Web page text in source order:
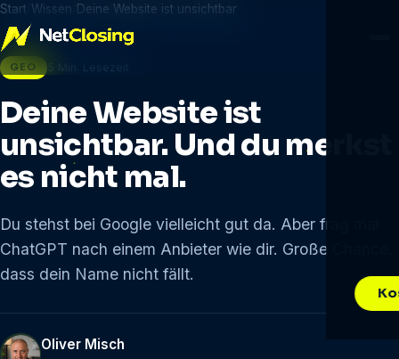
Start Wissen Deine Website ist unsichtbar
GEO 5 Min. Lesezeit
Deine Website ist
unsichtbar. Und du merkst
es nicht mal.
Du stehst bei Google vielleicht gut da. Aber frag mal
ChatGPT nach einem Anbieter wie dir. Große Chance,
dass dein Name nicht fällt.
Oliver Misch